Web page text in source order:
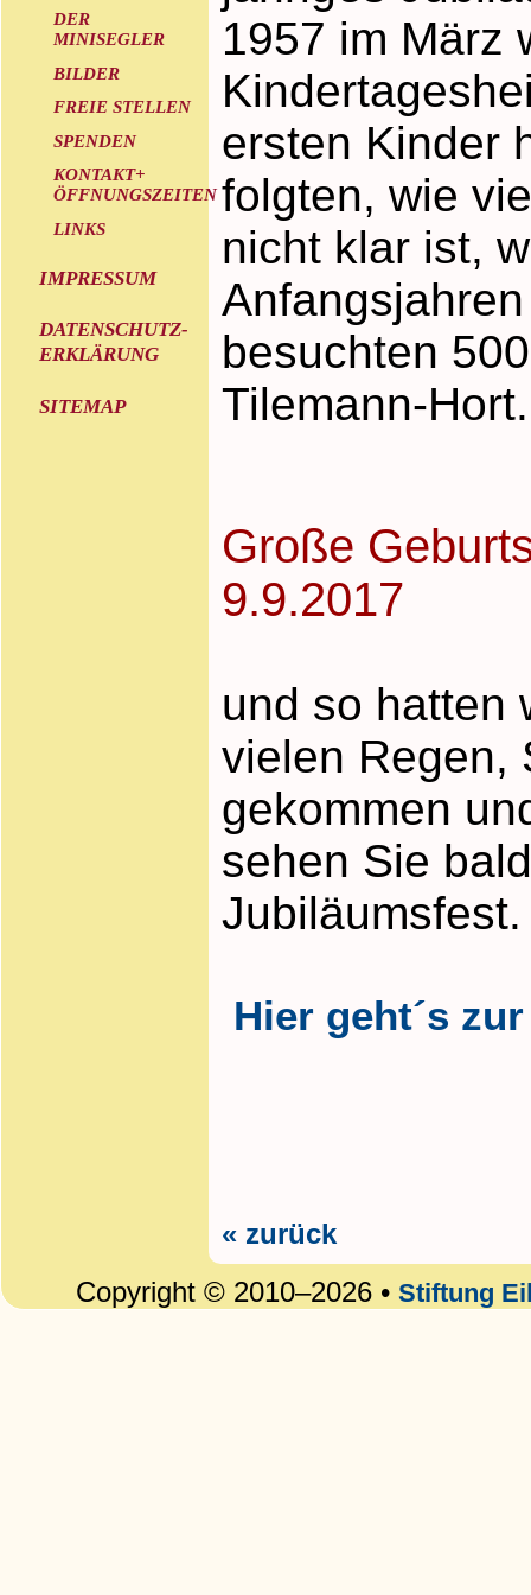
DER
MINISEGLER
BILDER
FREIE STELLEN
SPENDEN
KONTAKT+
ÖFFNUNGSZEITEN
LINKS
IMPRESSUM
DATENSCHUTZ-
ERKLÄRUNG
SITEMAP
1957 im März
ersten Kinder
folgten, wie
nicht klar ist,
besuchten
Tilemann-Hort.
Große
9.9.2017
und so hatten
vielen Regen,
gekommen
sehen Sie
Jubiläumsfest.
Hier geht´s
« zurück
Copyright © 2010–2026 •Stiftung